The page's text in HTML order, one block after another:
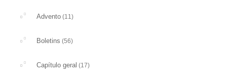
Advento (11)
Boletins (56)
Capítulo geral (17)